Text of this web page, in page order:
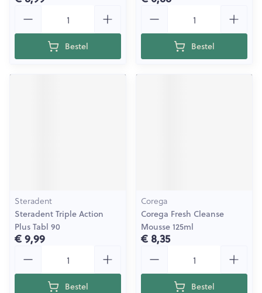
Bestel Bestel
Steradent
Steradent Triple Action
Plus Tabl 90
€ 9,99
Bestel
Corega
Corega Fresh Cleanse
Mousse 125ml
€ 8,35
Bestel